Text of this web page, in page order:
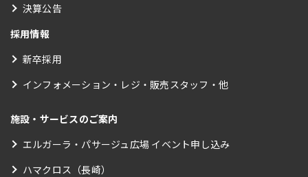
決算公告
採用情報
新卒採用
インフォメーション・レジ・販売スタッフ・他
施設・サービスのご案内
エルガーラ・パサージュ広場 イベント申し込み
ハマクロス（長崎）